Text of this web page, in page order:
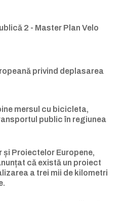
2 - Master Plan Velo
privind deplasarea
mersul cu bicicleta,
public în regiunea
și Proiectelor Europene,
că există un proiect
a trei mii de kilometri